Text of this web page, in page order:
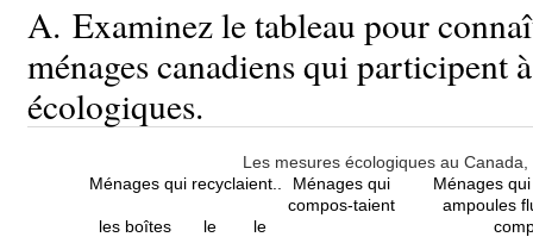
A. Examinez le tableau pour
ménages canadiens qui participent
écologiques.
Les mesures écologiques au
Ménages qui recyclaient..
Ménages qui
compos-taient
Ménages
ampoules
les boîtes
le
le